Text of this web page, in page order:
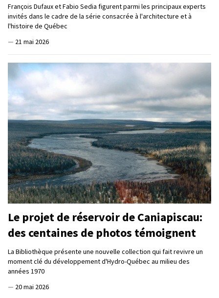
François Dufaux et Fabio Sedia figurent parmi les principaux experts
invités dans le cadre de la série consacrée à l'architecture et à
l'histoire de Québec
— 21 mai 2026
Le projet de réservoir de Caniapiscau:
des centaines de photos témoignent
La Bibliothèque présente une nouvelle collection qui fait revivre un
moment clé du développement d'Hydro-Québec au milieu des
années 1970
— 20 mai 2026